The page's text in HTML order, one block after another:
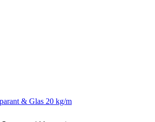
& Glas 20 kg/m